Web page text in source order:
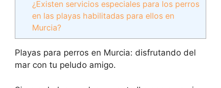
¿Existen servicios especiales para los perros
en las playas habilitadas para ellos en
Murcia?
Playas para perros en Murcia: disfrutando del
mar con tu peludo amigo.